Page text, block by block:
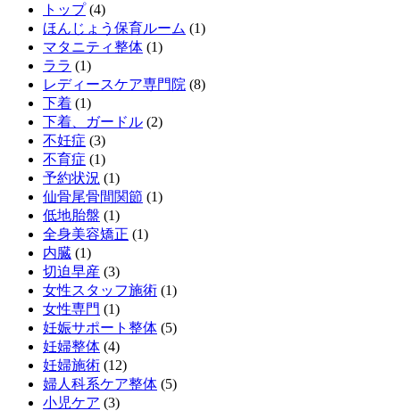
トップ(4)
ほんじょう保育ルーム (1)
マタニティ整体 (1)
ララ (1)
レディースケア専門院 (8)
下着 (1)
下着、ガードル (2)
不妊症 (3)
不育症 (1)
予約状況 (1)
仙骨尾骨間関節 (1)
低地胎盤 (1)
全身美容矯正 (1)
内臓 (1)
切迫早産 (3)
女性スタッフ施術 (1)
女性専門 (1)
妊娠サポート整体 (5)
妊婦整体 (4)
妊婦施術 (12)
婦人科系ケア整体 (5)
小児ケア (3)